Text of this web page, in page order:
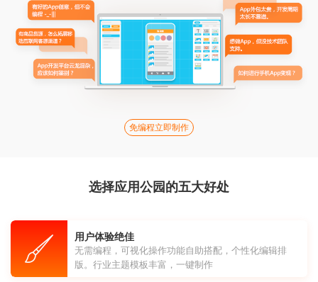
免编程立即制作
选择应用公园的五大好处
用户体验绝佳
无需编程，可视化操作功能自助搭配，个性化编辑排
版。行业主题模板丰富，一键制作